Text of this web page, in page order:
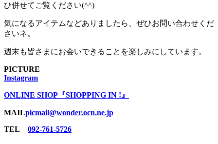
ひ併せてご覧ください(^^)
気になるアイテムなどありましたら、ぜひお問い合わせくだ
さいネ。
週末も皆さまにお会いできることを楽しみにしています。
PICTURE
Instagram
ONLINE SHOP『SHOPPING IN !』
MAILpicmail@wonder.ocn.ne.jp
TEL
092-761-5726